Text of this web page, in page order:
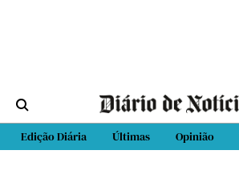
Edição Diária Últimas Opinião